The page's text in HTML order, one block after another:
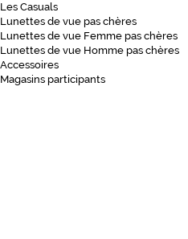
Les Casuals
Lunettes de vue pas chères
Lunettes de vue Femme pas chères
Lunettes de vue Homme pas chères
Accessoires
Magasins participants